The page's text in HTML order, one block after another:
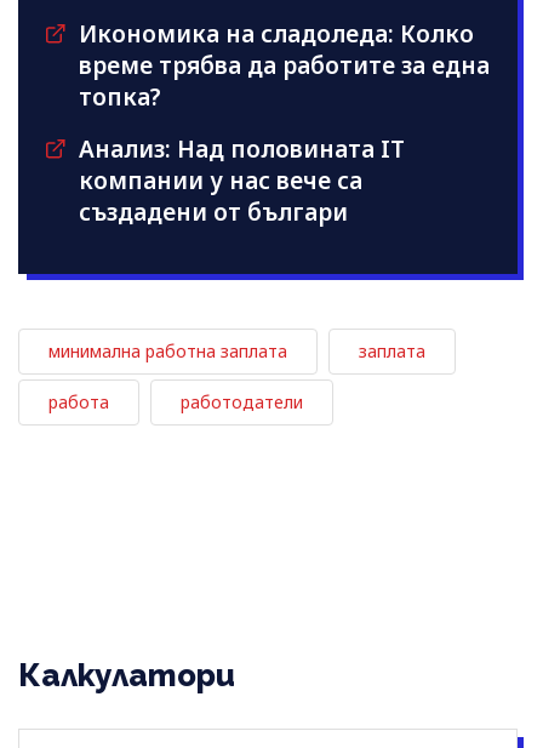
Икономика на сладоледа: Колко
време трябва да работите за една
топка?
Анализ: Над половината IT
компании у нас вече са
създадени от българи
минимална работна заплата заплата
работа работодатели
Калкулатори